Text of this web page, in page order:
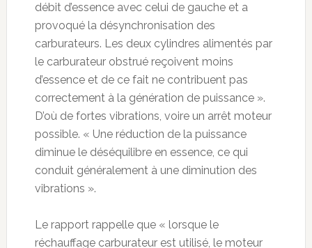
débit d’essence avec celui de gauche et a
provoqué la désynchronisation des
carburateurs. Les deux cylindres alimentés par
le carburateur obstrué reçoivent moins
d’essence et de ce fait ne contribuent pas
correctement à la génération de puissance ».
D’où de fortes vibrations, voire un arrêt moteur
possible. « Une réduction de la puissance
diminue le déséquilibre en essence, ce qui
conduit généralement à une diminution des
vibrations ».
Le rapport rappelle que « lorsque le
réchauffage carburateur est utilisé, le moteur